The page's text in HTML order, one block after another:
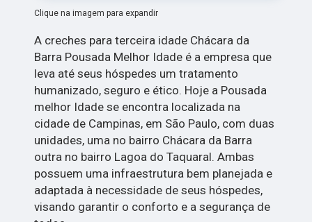
Clique na imagem para expandir
A creches para terceira idade Chácara da
Barra Pousada Melhor Idade é a empresa que
leva até seus hóspedes um tratamento
humanizado, seguro e ético. Hoje a Pousada
melhor Idade se encontra localizada na
cidade de Campinas, em São Paulo, com duas
unidades, uma no bairro Chácara da Barra
outra no bairro Lagoa do Taquaral. Ambas
possuem uma infraestrutura bem planejada e
adaptada à necessidade de seus hóspedes,
visando garantir o conforto e a segurança de